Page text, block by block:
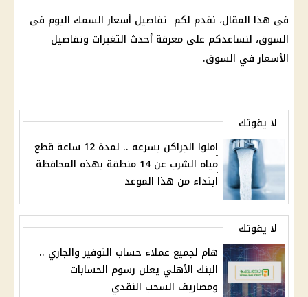
في هذا المقال، نقدم لكم تفاصيل أسعار السمك اليوم في
السوق، لنساعدكم على معرفة أحدث التغيرات وتفاصيل
الأسعار في السوق.
لا يفوتك
املوا الجراكن بسرعه .. لمدة 12 ساعة قطع
مياه الشرب عن 14 منطقة بهذه المحافظة
ابتداء من هذا الموعد
لا يفوتك
هام لجميع عملاء حساب التوفير والجاري ..
البنك الأهلي يعلن رسوم الحسابات
ومصاريف السحب النقدي